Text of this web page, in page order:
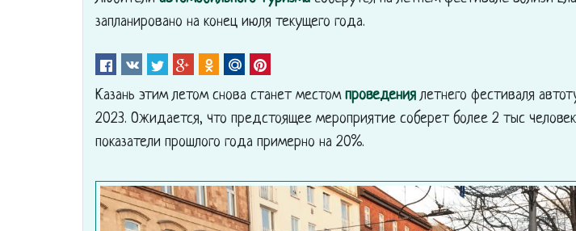
запланировано на конец июля текущего года.
Казань этим летом снова станет местомпроведениялетнего фестиваля
2023. Ожидается, что предстоящее мероприятие соберет более 2 тыс
показатели прошлого года примерно на 20%.